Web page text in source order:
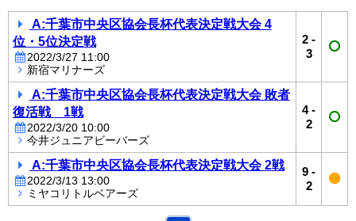
A:千葉市中央区協会長杯代表決定戦大会 4
位・5位決定戦
2022/3/27 11:00
新宿マリナーズ
2 -
3
A:千葉市中央区協会長杯代表決定戦大会 敗者
復活戦 1戦
2022/3/20 10:00
今井ジュニアビーバーズ
4-
2
A:千葉市中央区協会長杯代表決定戦大会 2戦
2022/3/13 13:00
ミヤコリトルベアーズ
9 -
2